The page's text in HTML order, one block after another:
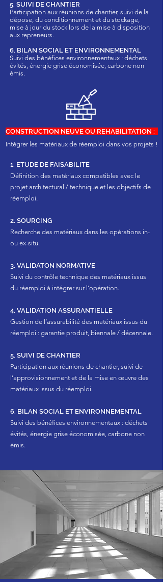
5. SUIVI DE CHANTIER
Participation aux réunions de chantier, suivi de la
dépose, du conditionnement et du stockage,
mise à jour du stock lors de la mise à disposition
aux repreneurs.
6. BILAN SOCIAL ET ENVIRONNEMENTAL
Suivi des bénéfices environnementaux : déchets
évités, énergie grise économisée, carbone non
émis.
CONSTRUCTION NEUVE OU REHABILITATION :
Intégrer les matériaux de réemploi dans vos projets !
1. ETUDE DE FAISABILITE
Définition des matériaux compatibles avec le
projet architectural / technique et les objectifs de
réemploi.
2. SOURCING
Recherche des matériaux dans les opérations in-
ou ex-situ.
3. VALIDATON NORMATIVE
Suivi du contrôle technique des matériaux issus
du réemploi à intégrer sur l’opération.
4. VALIDATION ASSURANTIELLE
Gestion de l’assurabilité des matériaux issus du
réemploi : garantie produit, biennale / décennale.
5. SUIVI DE CHANTIER
Participation aux réunions de chantier, suivi de
l’approvisionnement et de la mise en œuvre des
matériaux issus du réemploi.
6. BILAN SOCIAL ET ENVIRONNEMENTAL
Suivi des bénéfices environnementaux : déchets
évités, énergie grise économisée, carbone non
émis.